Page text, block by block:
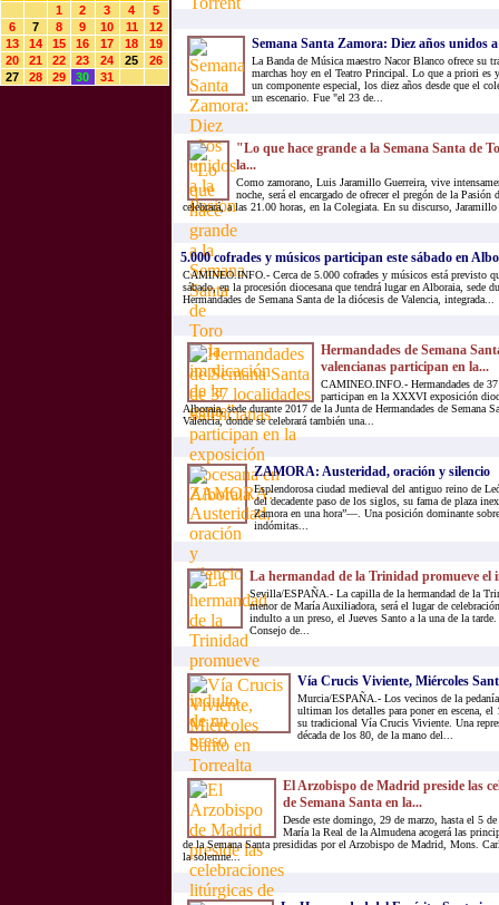
1
2 3 4
5
6
7 8 9 10 11
12
13
14 15 16 17 18
19
20
21 22 23 24 25
26
27
28 29 30 31
Semana Santa Zamora: Diez años unidos
La Banda de Música maestro Nacor Blanco ofrece su
marchas hoy en el Teatro Principal. Lo que a priori es
un componente especial, los diez años desde que el
un escenario. Fue "el 23 de...
"Lo que hace grande a la Semana Santa de
la...
Como zamorano, Luis Jaramillo Guerreira, vive
noche, será el encargado de ofrecer el pregón de la Pasión
celebrará, a las 21.00 horas, en la Colegiata. En su discurso,
5.000 cofrades y músicos participan este sábado en
CAMINEO.INFO.- Cerca de 5.000 cofrades y músicos está previsto
sábado, en la procesión diocesana que tendrá lugar en Alboraia, sede
Hermandades de Semana Santa de la diócesis de Valencia, integrada...
Hermandades de Semana
valencianas participan en la...
CAMINEO.INFO.- Hermandades de 37
participan en la XXXVI exposición
Alboraia, sede durante 2017 de la Junta de Hermandades de Semana
Valencia, donde se celebrará también una...
ZAMORA: Austeridad, oración y silencio
Esplendorosa ciudad medieval del antiguo reino de
del decadente paso de los siglos, su fama de plaza
Zamora en una hora”—. Una posición dominante
indómitas...
La hermandad de la Trinidad promueve el
Sevilla/ESPAÑA.- La capilla de la hermandad de la
menor de María Auxiliadora, será el lugar de
indulto a un preso, el Jueves Santo a la una de la
Consejo de...
Vía Crucis Viviente, Miércoles
Murcia/ESPAÑA.- Los vecinos de la
ultiman los detalles para poner en escena,
su tradicional Vía Crucis Viviente. Una
década de los 80, de la mano del...
El Arzobispo de Madrid preside las
de Semana Santa en la...
Desde este domingo, 29 de marzo, hasta el 5
María la Real de la Almudena acogerá las
de la Semana Santa presididas por el Arzobispo de Madrid, Mons.
la solemne...